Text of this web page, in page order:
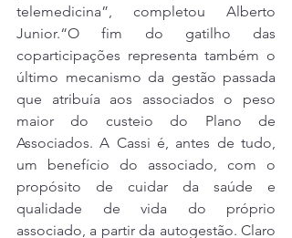
telemedicina”, completou Alberto
Junior.“O fim do gatilho das
coparticipações representa também o
último mecanismo da gestão passada
que atribuía aos associados o peso
maior do custeio do Plano de
Associados. A Cassi é, antes de tudo,
um benefício do associado, com o
propósito de cuidar da saúde e
qualidade de vida do próprio
associado, a partir da autogestão. Claro